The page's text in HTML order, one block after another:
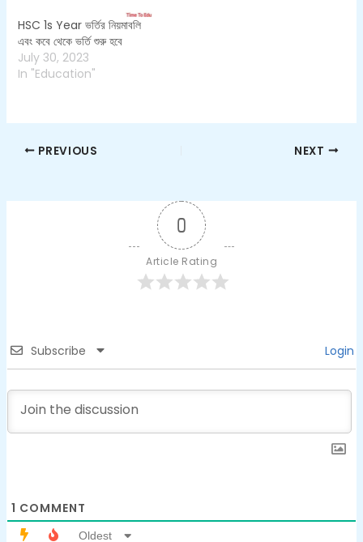
HSC 1s Year ভর্তির নিয়মাবলি
এবং কবে থেকে ভর্তি শুরু হবে
July 30, 2023
In "Education"
PREVIOUS NEXT
0
Article Rating
Subscribe Login
1 COMMENT
Oldest